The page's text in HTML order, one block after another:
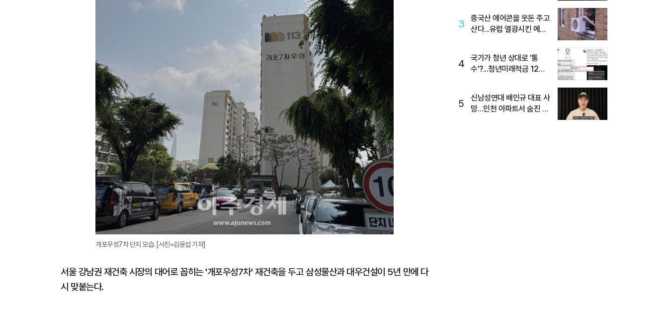
개포우성7차 단지 모습. [사진=김윤섭 기자]
서울 강남권 재건축 시장의 대어로 꼽히는 '개포우성7차' 재건축을 두고 삼성물산과 대우건설이 5년 만에 다
시 맞붙는다.
3
중국산 에어콘을 웃돈 주고
산다...유럽 열광시킨 메이
4
국가가 청년 상대로 '통
수'?...청년미래적금 12%
5
신남성연대 배인규 대표 사
망…인천 아파트서 숨진 채